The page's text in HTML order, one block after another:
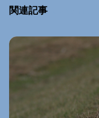
関連記事Relation